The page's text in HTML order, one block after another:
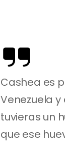
Cashea es
Venezuela
tuvieras un
que ese